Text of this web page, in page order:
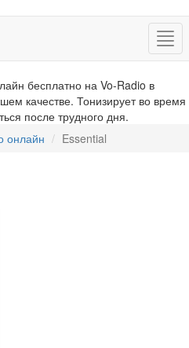
бесплатно на Vo-Radio в
качестве. Тонизирует во время
после трудного дня.
онлайн Essential